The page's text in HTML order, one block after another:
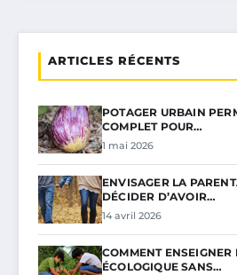
ARTICLES RÉCENTS
POTAGER URBAIN
COMPLET POUR…
1 mai 2026
ENVISAGER LA
DÉCIDER D’AVOIR…
14 avril 2026
COMMENT ENSEIGNER
ÉCOLOGIQUE SANS…